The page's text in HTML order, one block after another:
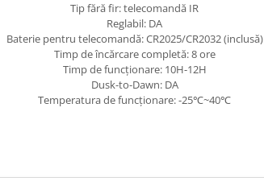
Tip fără fir: telecomandă IR
Reglabil: DA
Baterie pentru telecomandă: CR2025/CR2032 (inclusă)
Timp de încărcare completă: 8 ore
Timp de funcționare: 10H-12H
Dusk-to-Dawn: DA
Temperatura de funcționare: -25℃~40℃